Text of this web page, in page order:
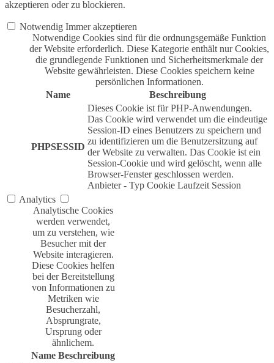
akzeptieren oder zu blockieren.
Notwendig Immer akzeptieren
Notwendige Cookies sind für die ordnungsgemäße Funktion
der Website erforderlich. Diese Kategorie enthält nur Cookies,
die grundlegende Funktionen und Sicherheitsmerkmale der
Website gewährleisten. Diese Cookies speichern keine
persönlichen Informationen.
Name
Beschreibung
PHPSESSID
Dieses Cookie ist für PHP-Anwendungen.
Das Cookie wird verwendet um die eindeutige
Session-ID eines Benutzers zu speichern und
zu identifizieren um die Benutzersitzung auf
der Website zu verwalten. Das Cookie ist ein
Session-Cookie und wird gelöscht, wenn alle
Browser-Fenster geschlossen werden.
Anbieter - Typ Cookie Laufzeit Session
Analytics
Analytische Cookies
werden verwendet,
um zu verstehen, wie
Besucher mit der
Website interagieren.
Diese Cookies helfen
bei der Bereitstellung
von Informationen zu
Metriken wie
Besucherzahl,
Absprungrate,
Ursprung oder
ähnlichem.
Name Beschreibung